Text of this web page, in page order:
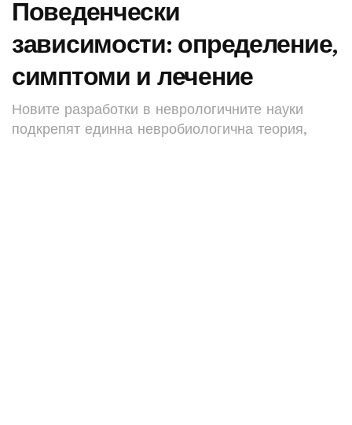
Поведенчески
зависимости: определение,
симптоми и лечение
Новите разработки в неврологичните науки
подкрепят единна невробиологична теория,